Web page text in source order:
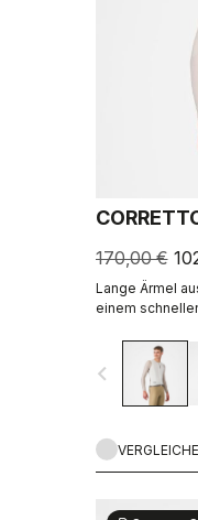
170,00 €
Lange Ärmel
einem
navigate_before